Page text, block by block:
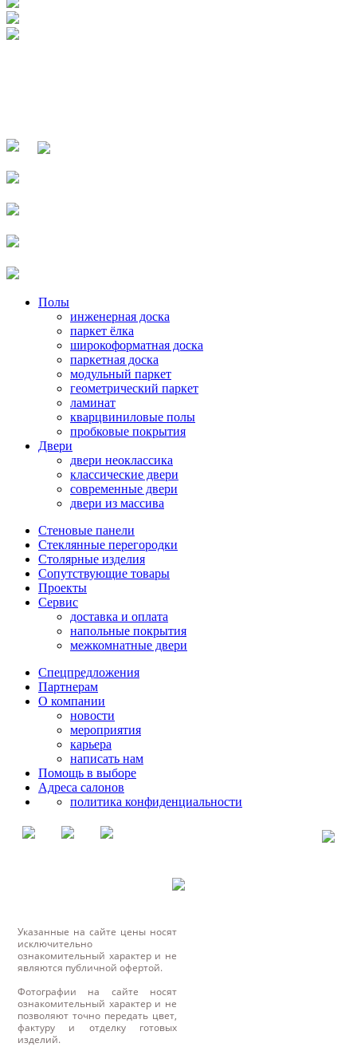
Полы
инженерная доска
паркет ёлка
широкоформатная доска
паркетная доска
модульный паркет
геометрический паркет
ламинат
кварцвиниловые полы
пробковые покрытия
Двери
двери неоклассика
классические двери
современные двери
двери из массива
Стеновые панели
Стеклянные перегородки
Столярные изделия
Сопутствующие товары
Проекты
Сервис
доставка и оплата
напольные покрытия
межкомнатные двери
Спецпредложения
Партнерам
О компании
новости
мероприятия
карьера
написать нам
Помощь в выборе
Адреса салонов
политика конфиденциальности
Указанные на сайте цены носят
исключительно
ознакомительный характер и не
являются публичной офертой.
Фотографии на сайте носят
ознакомительный характер и не
позволяют точно передать цвет,
фактуру и отделку готовых
изделий.